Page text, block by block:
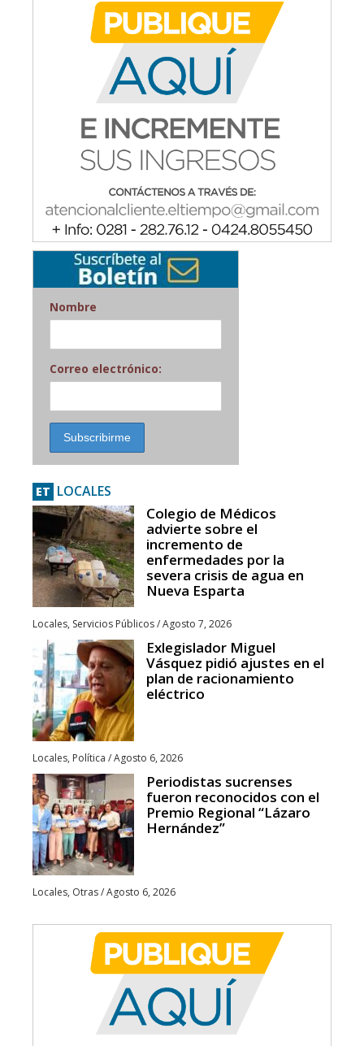
Nombre
Correo electrónico:
ET LOCALES
Colegio de Médicos
advierte sobre el
incremento de
enfermedades por la
severa crisis de agua en
Nueva Esparta
Locales, Servicios Públicos/Agosto 7, 2026
Exlegislador Miguel
Vásquez pidió ajustes en el
plan de racionamiento
eléctrico
Locales, Política /Agosto 6, 2026
Periodistas sucrenses
fueron reconocidos con el
Premio Regional “Lázaro
Hernández”
Locales, Otras/Agosto 6, 2026